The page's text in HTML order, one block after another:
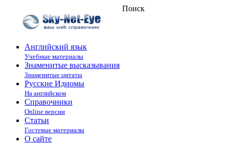
Поиск
Английский язык
Учебные материалы
Знаменитые высказывания
Знаменитые цитаты
Русские Идиомы
На английском
Справочники
Online версии
Статьи
Гостевые материалы
О сайте